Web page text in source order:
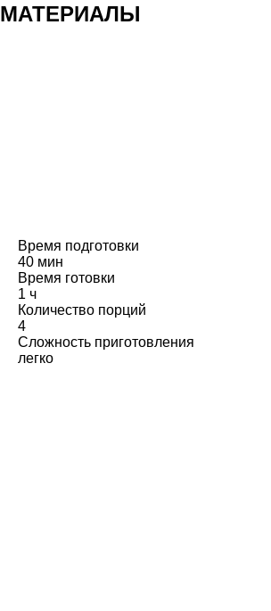
Время подготовки
40 мин
Время готовки
1 ч
Количество порций
4
Сложность приготовления
легко
МАТЕРИАЛЫ